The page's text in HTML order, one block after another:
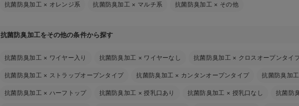
抗菌防臭加工 × オレンジ系 抗菌防臭加工 × マルチ系 抗菌防臭加工 × その他
抗菌防臭加工をその他の条件から探す
抗菌防臭加工 × ワイヤー入り 抗菌防臭加工 × ワイヤーなし 抗菌防臭加工 × クロスオープンタイ
抗菌防臭加工 × ストラップオープンタイプ 抗菌防臭加工 × カンタンオープンタイプ 抗菌防臭加工
抗菌防臭加工 × ハーフトップ 抗菌防臭加工 ×授乳口あり 抗菌防臭加工 × 授乳口なし 抗菌防